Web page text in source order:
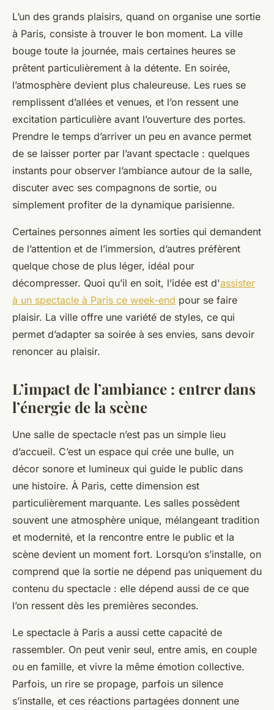
L’un des grands plaisirs, quand on organise une sortie
à Paris, consiste à trouver le bon moment. La ville
bouge toute la journée, mais certaines heures se
prêtent particulièrement à la détente. En soirée,
l’atmosphère devient plus chaleureuse. Les rues se
remplissent d’allées et venues, et l’on ressent une
excitation particulière avant l’ouverture des portes.
Prendre le temps d’arriver un peu en avance permet
de se laisser porter par l’avant spectacle : quelques
instants pour observer l’ambiance autour de la salle,
discuter avec ses compagnons de sortie, ou
simplement profiter de la dynamique parisienne.
Certaines personnes aiment les sorties qui demandent
de l’attention et de l’immersion, d’autres préfèrent
quelque chose de plus léger, idéal pour
décompresser. Quoi qu’il en soit, l’idée est d'assister
à un spectacle à Paris ce week-end pour se faire
plaisir. La ville offre une variété de styles, ce qui
permet d’adapter sa soirée à ses envies, sans devoir
renoncer au plaisir.
L’impact de l’ambiance : entrer dans
l’énergie de la scène
Une salle de spectacle n’est pas un simple lieu
d’accueil. C’est un espace qui crée une bulle, un
décor sonore et lumineux qui guide le public dans
une histoire. À Paris, cette dimension est
particulièrement marquante. Les salles possèdent
souvent une atmosphère unique, mélangeant tradition
et modernité, et la rencontre entre le public et la
scène devient un moment fort. Lorsqu’on s’installe, on
comprend que la sortie ne dépend pas uniquement du
contenu du spectacle : elle dépend aussi de ce que
l’on ressent dès les premières secondes.
Le spectacle à Paris a aussi cette capacité de
rassembler. On peut venir seul, entre amis, en couple
ou en famille, et vivre la même émotion collective.
Parfois, un rire se propage, parfois un silence
s’installe, et ces réactions partagées donnent une